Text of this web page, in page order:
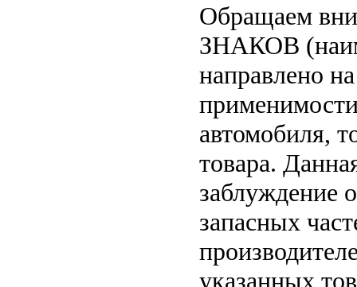
Обращаем
ЗНАКОВ
направлено
автомобиля,
товара.
заблуждение
запасных
указанных